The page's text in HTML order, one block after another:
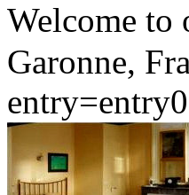
Welcome to
Garonne,